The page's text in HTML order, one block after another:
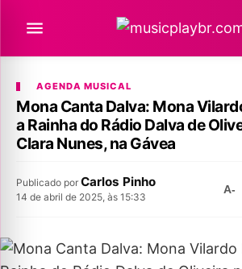
AGENDA MUSICAL
Mona Canta Dalva: Mona
a Rainha do Rádio Dalva de
Clara Nunes, na Gávea
Publicado por Carlos Pinho
14 de abril de 2025, às 15:33
A-